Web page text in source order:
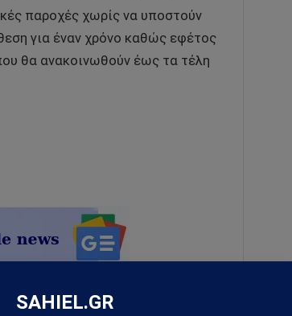
παροχές χωρίς να υποστούν
για έναν χρόνο καθώς εφέτος
θα ανακοινωθούν έως τα τέλη